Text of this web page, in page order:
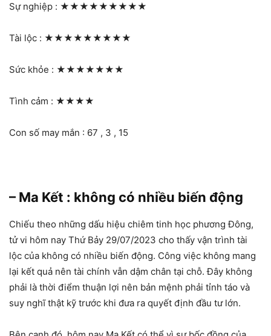
Sự nghiệp : ★★★★★★★★★
Tài lộc : ★★★★★★★★★
Sức khỏe : ★★★★★★★
Tình cảm : ★★★★
Con số may mắn : 67 , 3 , 15
– Ma Kết : không có nhiều biến động
Chiếu theo những dấu hiệu chiêm tinh học phương Đông,
tử vi hôm nay Thứ Bảy 29/07/2023 cho thấy vận trình tài
lộc của không có nhiều biến động. Công việc không mang
lại kết quả nên tài chính vẫn dậm chân tại chỗ. Đây không
phải là thời điểm thuận lợi nên bản mệnh phải tỉnh táo và
suy nghĩ thật kỹ trước khi đưa ra quyết định đầu tư lớn.